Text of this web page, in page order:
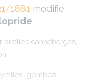
1881 modifie
.
airelles canneberges,
gombos,